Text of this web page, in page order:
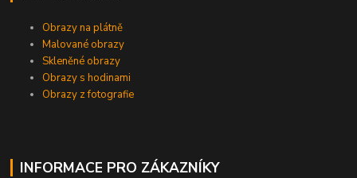
Obrazy na plátně
Malované obrazy
Skleněné obrazy
Obrazy s hodinami
Obrazy z fotografie
INFORMACE PRO ZÁKAZNÍKY